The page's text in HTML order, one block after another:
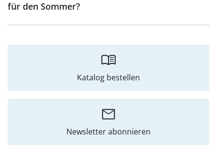
für den Sommer?
Katalog bestellen
Newsletter abonnieren